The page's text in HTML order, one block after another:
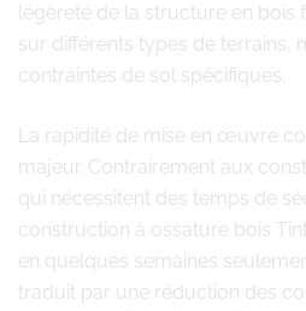
légèreté de la structure en bois
sur différents types de terrains,
contraintes de sol spécifiques.
La rapidité de mise en œuvre
majeur. Contrairement aux
qui nécessitent des temps de
construction à ossature bois
en quelques semaines
traduit par une réduction des